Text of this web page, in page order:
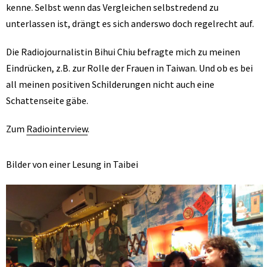
kenne. Selbst wenn das Vergleichen selbstredend zu
unterlassen ist, drängt es sich anderswo doch regelrecht auf.
Die Radiojournalistin Bihui Chiu befragte mich zu meinen
Eindrücken, z.B. zur Rolle der Frauen in Taiwan. Und ob es bei
all meinen positiven Schilderungen nicht auch eine
Schattenseite gäbe.
Zum Radiointerview.
Bilder von einer Lesung in Taibei